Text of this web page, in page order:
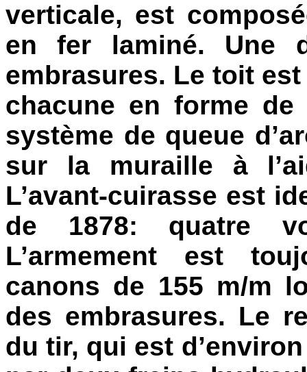
verticale, est
en fer laminé. Une
embrasures. Le toit
chacune en forme
système de queue
sur la muraille à
L’avant-cuirasse est
de 1878: quatre
L’armement est
canons de 155 m/m
des embrasures. Le
du tir, qui est